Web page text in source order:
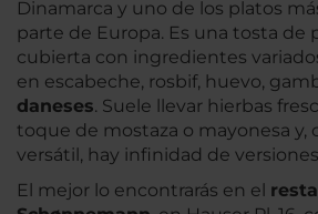
Dinamarca y uno de los platos
parte de Europa. Es una tosta de
cubierta con ingredientes
en escabeche, rosbif, huevo,
daneses. Suele llevar hierbas
toque de mostaza o mayonesa y,
versátil, hay infinidad de
El mejor lo encontrarás en el